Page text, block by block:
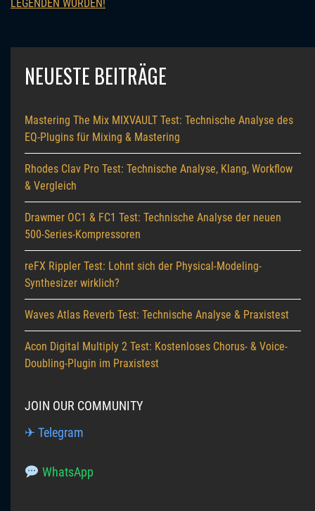
LEGENDEN WURDEN!
NEUESTE BEITRÄGE
Mastering The Mix MIXVAULT Test: Technische Analyse des
EQ-Plugins für Mixing & Mastering
Rhodes Clav Pro Test: Technische Analyse, Klang, Workflow
& Vergleich
Drawmer OC1 & FC1 Test: Technische Analyse der neuen
500-Series-Kompressoren
reFX Rippler Test: Lohnt sich der Physical-Modeling-
Synthesizer wirklich?
Waves Atlas Reverb Test: Technische Analyse & Praxistest
Acon Digital Multiply 2 Test: Kostenloses Chorus- & Voice-
Doubling-Plugin im Praxistest
JOIN OUR COMMUNITY
✈ Telegram
WhatsApp